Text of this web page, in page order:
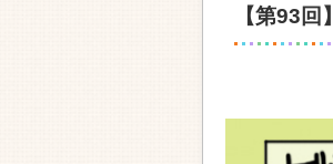
【第93回】